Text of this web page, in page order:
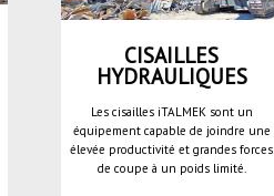
CISAILLES
HYDRAULIQUES
Les cisailles iTALMEK sont un
équipement capable de joindre une
élevée productivité et grandes forces
de coupe à un poids limité.